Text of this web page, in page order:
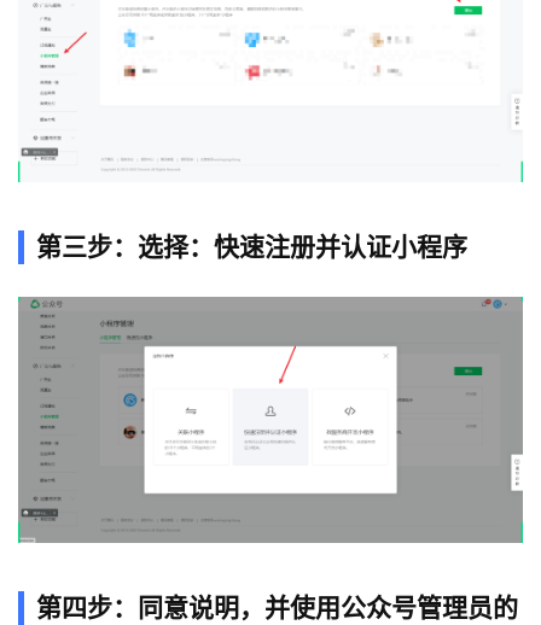
第三步：选择：快速注册并认证小程序
第四步：同意说明，并使用公众号管理员的